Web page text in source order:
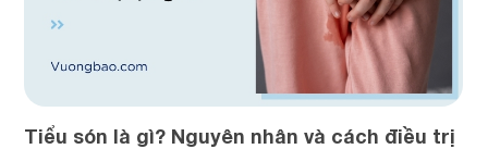
Tiểu són là gì? Nguyên nhân và cách điều trị